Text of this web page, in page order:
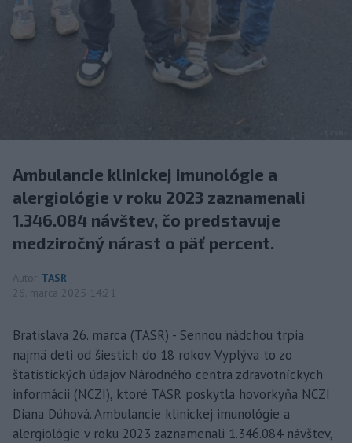
Ambulancie klinickej imunológie a
alergiológie v roku 2023 zaznamenali
1.346.084 návštev, čo predstavuje
medziročný nárast o päť percent.
Autor TASR
26. marca 2025 14:21
Bratislava 26. marca (TASR) - Sennou nádchou trpia
najmä deti od šiestich do 18 rokov. Vyplýva to zo
štatistických údajov Národného centra zdravotníckych
informácii (NCZI), ktoré TASR poskytla hovorkyňa NCZI
Diana Dúhová. Ambulancie klinickej imunológie a
alergiológie v roku 2023 zaznamenali 1.346.084 návštev,